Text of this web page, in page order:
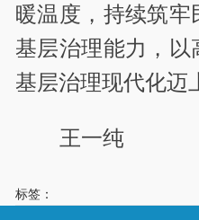
暖温度，持续筑
基层治理能力，以
基层治理现代化迈
王一纯
标签：